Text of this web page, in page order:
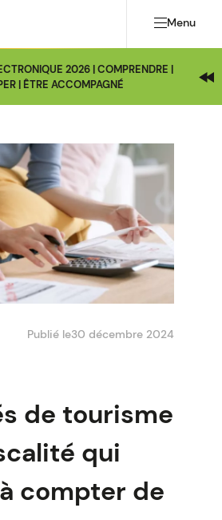
Menu
2026 | COMPRENDRE |
| ÊTRE ACCOMPAGNÉ
Publié le30 décembre 2024
de tourisme
qui
compter de